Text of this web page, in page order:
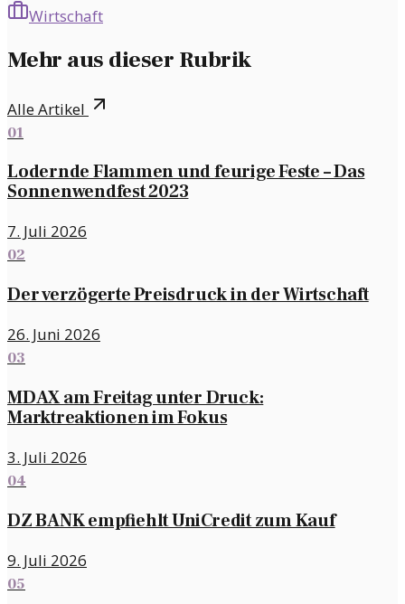
Wirtschaft
Mehr aus dieser Rubrik
Alle Artikel
01
Lodernde Flammen und feurige Feste – Das
Sonnenwendfest 2023
7. Juli 2026
02
Der verzögerte Preisdruck in der Wirtschaft
26. Juni 2026
03
MDAX am Freitag unter Druck:
Marktreaktionen im Fokus
3. Juli 2026
04
DZ BANK empfiehlt UniCredit zum Kauf
9. Juli 2026
05